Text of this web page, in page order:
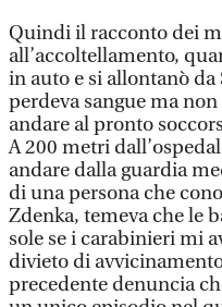
Quindi il racconto dei
all’accoltellamento,
in auto e si allontanò da
perdeva sangue ma
andare al pronto
A 200 metri
andare dalla guardia
di una persona che
Zdenka, temeva che le
sole se i carabinieri mi
divieto di
precedente denuncia